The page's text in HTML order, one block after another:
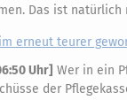
Das ist
erneut teurer
Uhr] Wer in ein
der